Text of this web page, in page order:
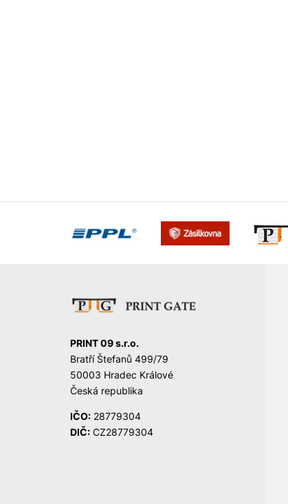
PRINT 09 s.r.o.
Bratří Štefanů 499/79
50003 Hradec Králové
Česká republika
IČO: 28779304
DIČ: CZ28779304